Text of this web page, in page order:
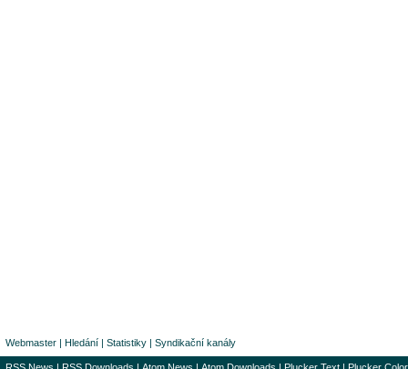
Webmaster | Hledání | Statistiky | Syndikační kanály